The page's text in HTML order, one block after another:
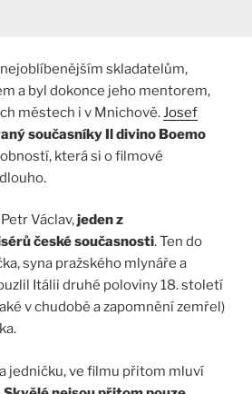
skladatelům,
a byl dokonce jeho mentorem,
městech i v Mnichově.Josef
současníky Il divino Boemo
která si o filmové
Václav,jeden z
české současnosti. Ten do
syna pražského mlynáře a
Itálii druhé poloviny 18. století
v chudobě a zapomnění zemřel)
jedničku, ve filmu přitom mluví